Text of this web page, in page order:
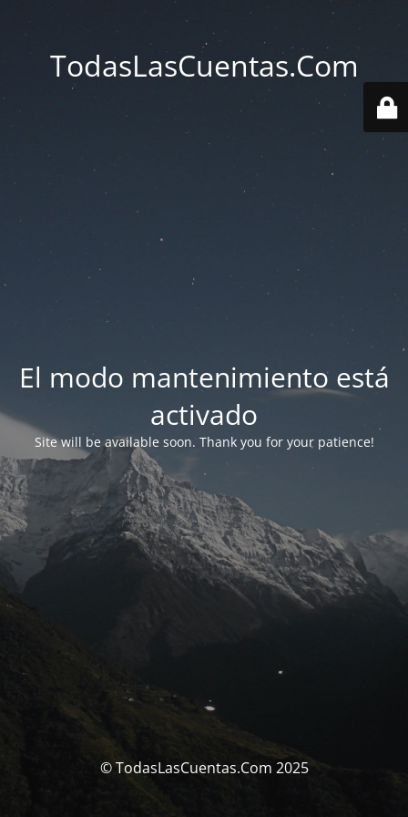
TodasLasCuentas.Com
El modo mantenimiento está
activado
Site will be available soon. Thank you for your patience!
© TodasLasCuentas.Com 2025